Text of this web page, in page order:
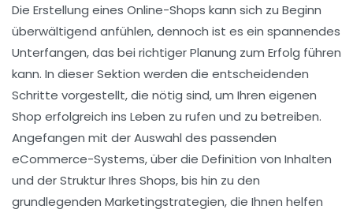
Die Erstellung eines Online-Shops kann sich zu Beginn
überwältigend anfühlen, dennoch ist es ein spannendes
Unterfangen, das bei richtiger Planung zum Erfolg führen
kann. In dieser Sektion werden die entscheidenden
Schritte vorgestellt, die nötig sind, um Ihren eigenen
Shop erfolgreich ins Leben zu rufen und zu betreiben.
Angefangen mit der Auswahl des passenden
eCommerce-Systems, über die Definition von Inhalten
und derStrukturIhres Shops, bis hin zu den
grundlegenden Marketingstrategien, die Ihnen helfen